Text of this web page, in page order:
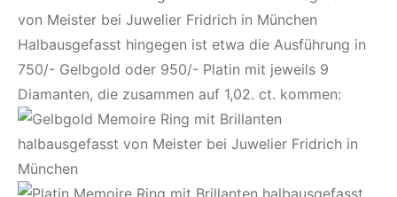
Halbausgefasst hingegen ist etwa die Ausführung in
750/- Gelbgold oder 950/- Platin mit jeweils 9
Diamanten, die zusammen auf 1,02. ct. kommen: